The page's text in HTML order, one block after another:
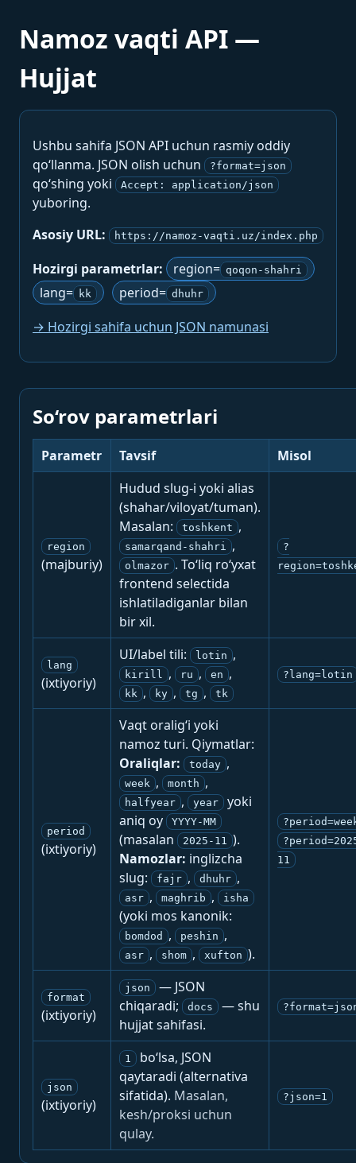
Namoz vaqti API —
Hujjat
Ushbu sahifa JSON API uchun rasmiy oddiy
qo‘llanma. JSON olish uchun
?format=json
qo‘shing yoki Accept: application/json
yuboring.
Asosiy URL:
https://namoz-vaqti.uz/index.php
Hozirgi parametrlar: region= qoqon-shahri
lang= kk period= dhuhr
→ Hozirgi sahifa uchun JSON namunasi
So‘rov parametrlari
Parametr Tavsif Misol
region
(majburiy)
Hudud slug-i yoki alias
(shahar/viloyat/tuman).
Masalan:
toshkent ,
samarqand-shahri ,
olmazor . To‘liq ro‘yxat
frontend selectida
ishlatiladiganlar bilan
bir xil.
?
lang
(ixtiyoriy)
UI/label tili: lotin ,
kirill , ru , en ,
kk , ky , tg , tk
?lang=lotin
period
(ixtiyoriy)
Vaqt oralig‘i yoki
namoz turi. Qiymatlar:
Oraliqlar:
today ,
week , month ,
halfyear , year
yoki
aniq oy
YYYY-MM
(masalan 2025-11 ).
Namozlar: inglizcha
slug:
fajr , dhuhr ,
asr , maghrib , isha
(yoki mos kanonik:
bomdod , peshin ,
asr , shom , xufton ).
11
format
(ixtiyoriy)
json
— JSON
chiqaradi;
docs
— shu
hujjat sahifasi.
json
(ixtiyoriy)
1
bo‘lsa, JSON
qaytaradi (alternativa
sifatida). Masalan,
kesh/proksi uchun
qulay.
?json=1